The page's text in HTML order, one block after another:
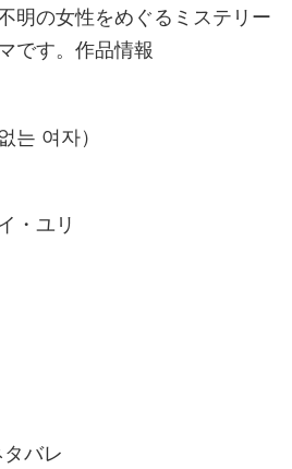
明の女性をめぐるミステリー
です。作品情報
는 여자）
・ユリ
バレ